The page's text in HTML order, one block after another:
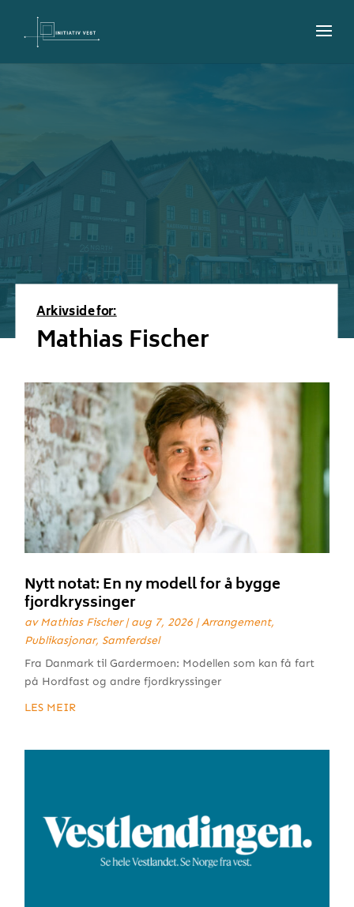
Arkivside for:
Mathias Fischer
Nytt notat: En ny modell for å bygge
fjordkryssinger
avMathias Fischer|aug 7, 2026 |Arrangement,
Publikasjonar, Samferdsel
Fra Danmark til Gardermoen: Modellen som kan få fart
på Hordfast og andre fjordkryssinger
LES MEIR